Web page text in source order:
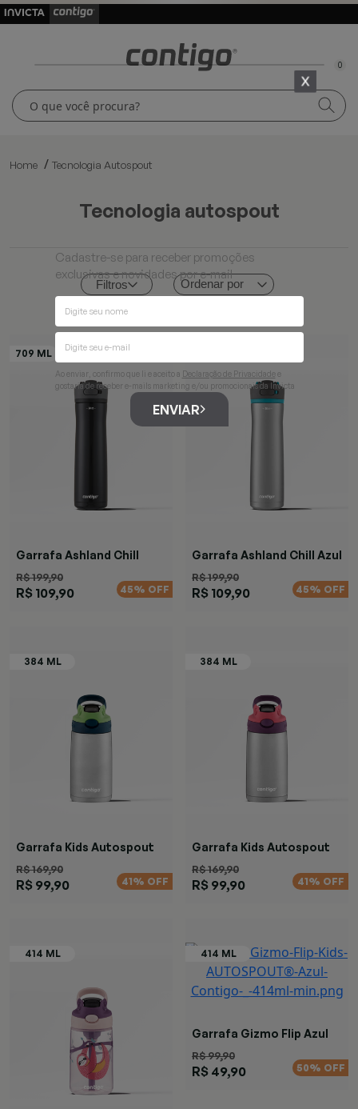
0
Home Tecnologia Autospout
tecnologia autospout
Filtros Ordenar por
Garrafa Ashland Chill
R$ 199,90
R$ 109,90 45% OFF
Garrafa Ashland Chill Azul
R$ 199,90
R$ 109,90 45% OFF
Garrafa Kids Autospout
R$ 169,90
R$ 99,90 41% OFF
Garrafa Kids Autospout
R$ 169,90
R$ 99,90 41% OFF
Garrafa Gizmo Flip Azul
R$ 99,90
R$ 49,90 50% OFF
Cadastre-se para receber promoções
exclusivas e novidades por e-mail
Ao enviar, confirmo que li e aceito a Declaração de Privacidadee
gostaria de receber e-mails marketing e/ou promocionais da Invicta
ENVIAR